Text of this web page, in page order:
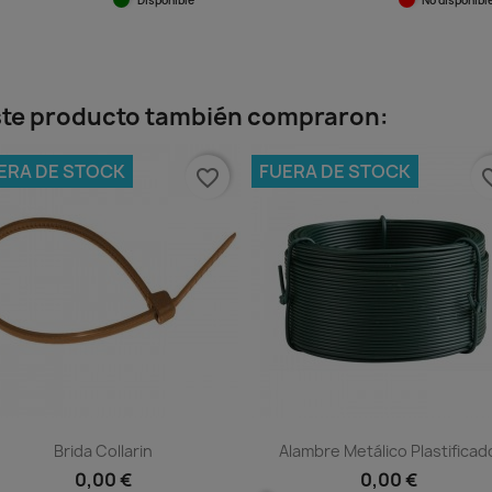
producto también compraron:
Brida Collarin
0,00 €
DE STOCK favorite_border
Alambre Metálico
0,00 €
FUERA DE STOCK